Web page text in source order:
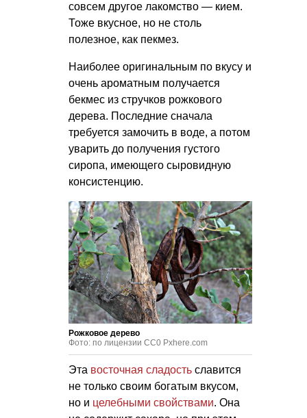
совсем другое лакомство — кием.
Тоже вкусное, но не столь
полезное, как пекмез.
Наиболее оригинальным по вкусу и
очень ароматным получается
бекмес из стручков рожкового
дерева. Последние сначала
требуется замочить в воде, а потом
уварить до получения густого
сиропа, имеющего сыровидную
консистенцию.
Рожковое дерево
Фото: по лицензии CC0 Pxhere.com
Эта восточная сладость славится
не только своим богатым вкусом,
но и целебными свойствами. Она